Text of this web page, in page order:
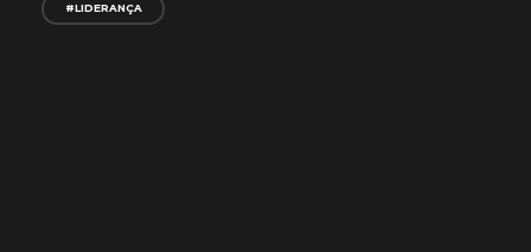
#LIDERANÇA